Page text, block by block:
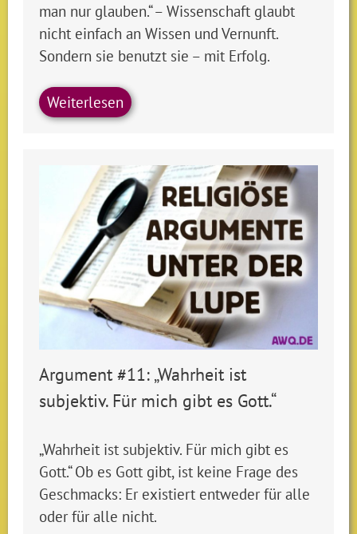
man nur glauben.“ – Wissenschaft glaubt
nicht einfach an Wissen und Vernunft.
Sondern sie benutzt sie – mit Erfolg.
Weiterlesen
Argument #11: „Wahrheit ist
subjektiv. Für mich gibt es Gott.“
„Wahrheit ist subjektiv. Für mich gibt es
Gott.“ Ob es Gott gibt, ist keine Frage des
Geschmacks: Er existiert entweder für alle
oder für alle nicht.